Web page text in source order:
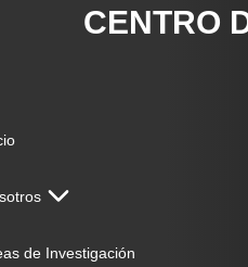
CENTRO
de Investigación